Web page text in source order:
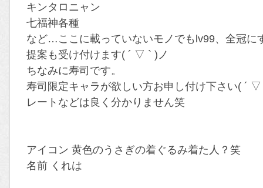
キンタロニャン
七福神各種
など…ここに載っていないモノでもlv99、全冠に
提案も受け付けます( ´ ▽ ` )ノ
ちなみに寿司です。
寿司限定キャラが欲しい方お申し付け下さい( ´
レートなどは良く分かりません笑
アイコン 黄色のうさぎの着ぐるみ着た人？笑
名前 くれは